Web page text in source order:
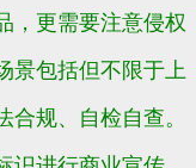
，更需要注意侵权
景包括但不限于上
规、自检自查。